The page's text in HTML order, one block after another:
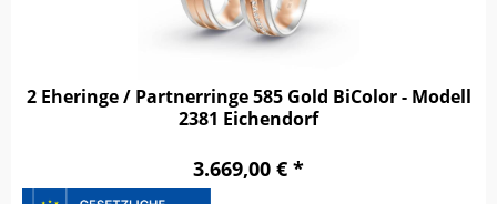
2 Eheringe / Partnerringe 585 Gold BiColor - Modell
2381 Eichendorf
3.669,00 € *